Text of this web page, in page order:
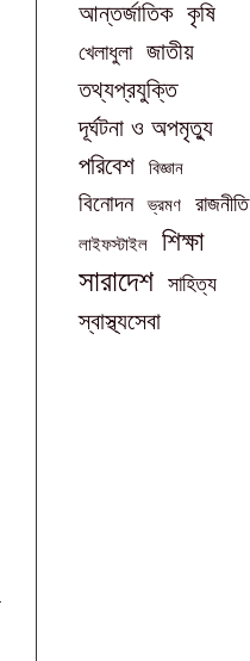
আন্তর্জাতিক কৃষি
খেলাধুলা জাতীয়
তথ্যপ্রযুক্তি
দূর্ঘটনা ও অপমৃত্যু
পরিবেশ বিজ্ঞান
বিনোদন ভ্রমণ রাজনীতি
লাইফস্টাইল শিক্ষা
সারাদেশ সাহিত্য
স্বাস্থ্যসেবা